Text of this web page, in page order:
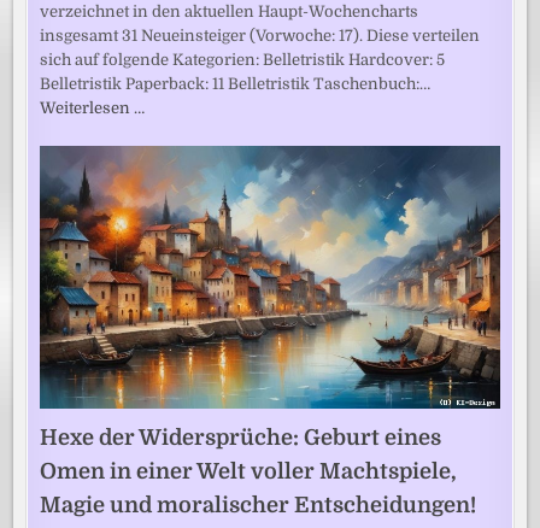
verzeichnet in den aktuellen Haupt-Wochencharts
insgesamt 31 Neueinsteiger (Vorwoche: 17). Diese verteilen
sich auf folgende Kategorien: Belletristik Hardcover: 5
Belletristik Paperback: 11 Belletristik Taschenbuch:…
Weiterlesen …
Hexe der Widersprüche: Geburt eines
Omen in einer Welt voller Machtspiele,
Magie und moralischer Entscheidungen!